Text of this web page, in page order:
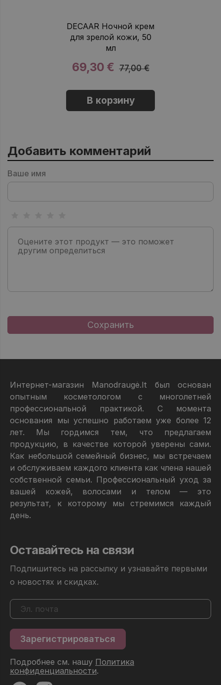
DECAAR Ночной крем
для зрелой кожи, 50
мл
69,30 € 77,00 €
В корзину
Добавить комментарий
Ваше имя
Интернет-магазин Manodraugė.lt был основан
опытным косметологом с многолетней
профессиональной практикой. С момента
основания мы успешно работаем уже более 12
лет. Мы гордимся тем, что предлагаем
продукцию, в качестве которой уверены сами.
Как небольшой семейный бизнес, мы встречаем
и обслуживаем каждого клиента как члена нашей
собственной семьи. Профессиональный уход за
вашей кожей, волосами и телом — это
результат, к которому мы стремимся каждый
день.
Оставайтесь на связи
Подпишитесь на рассылку и узнавайте первыми
о новостях и скидках.
Подробнее см. нашу Политика
конфиденциальности.